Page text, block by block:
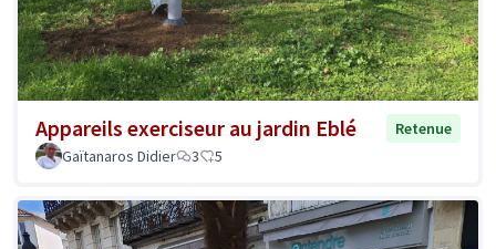
Appareils exerciseur au jardin Eblé
Retenue
Gaïtanaros Didier
3 5